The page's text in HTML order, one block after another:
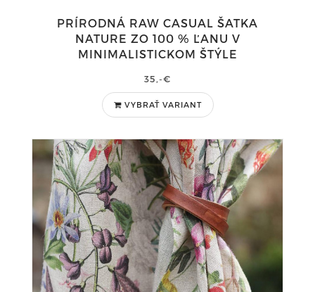
PRÍRODNÁ RAW CASUAL ŠATKA
NATURE ZO 100 % ĽANU V
MINIMALISTICKOM ŠTÝLE
35,-€
VYBRAŤ VARIANT